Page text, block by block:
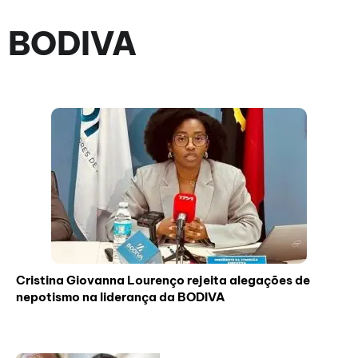
BODIVA
Cristina Giovanna Lourenço rejeita alegações de
nepotismo na liderança da BODIVA